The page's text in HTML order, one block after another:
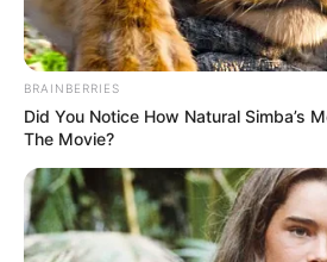
BRAINBERRIES
Did You Notice How Natural Simba’s
The Movie?